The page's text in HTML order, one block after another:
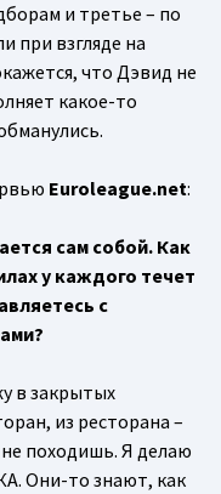
и третье – по
при взгляде на
что Дэвид не
какое-то
Euroleague.net:
сам собой. Как
у каждого течет
с
в закрытых
из ресторана –
походишь. Я делаю
Они-то знают, как